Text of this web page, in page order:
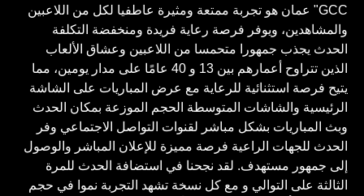
GCC" عمان هو تجربة ممتعة ومثيرة عاطفيا لكل من اللاعبين
والمشاهدين، ويوفر فرصة رعاية فريدة ومنخفضة التكلفة
الحدث يجذب جمهورا متحمسا من اللاعبين وعشاق الألعاب
الذين تتراوح أعمارهم بين 13 و 40 عامًا على مدار يومين، مما
يتيح فرصة استثنائية للرعاية مع عرض المباريات على الشاشة
الرئيسية والشاشات المتوسطة الحجم الموزعة بمكان الحدث
وبث المباريات بشكل مباشر لقنوات التواصل الاجتماعي وفر
الحدث للجهات الراعية فرصة مميزة للإعلان المباشر والوصول
إلى جمهور مستهدف. لقد نجحنا في استضافة الحدث للمرة
الثالثة على التوالي و مع كل نسخة تشهد التجربة نموا في حجم